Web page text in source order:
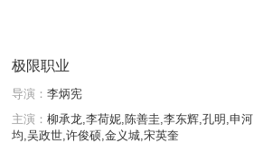
极限职业
导演： 李炳宪
主演： 柳承龙,李荷妮,陈善圭,李东辉,孔明,申河
均,吴政世,许俊硕,金义城,宋英奎